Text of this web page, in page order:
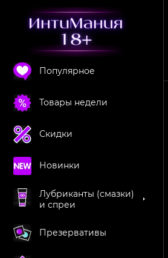
Популярное
Товары недели
Скидки
Новинки
Лубриканты (смазки)
и спреи
Презервативы